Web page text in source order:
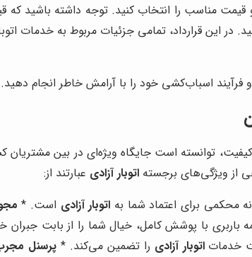
قیمت مناسب را انتخاب کنید. توجه داشته باشید
در این قرارداد، تمامی جزئیات مربوط به خدمات
فرآیند اسباب‌کشی خود را با آرامش خاطر انجام دهید.
کیفیت، توانسته است جایگاه ویژه‌ای در بین
از ویژگی‌های برجسته اتوبار آزادی عبارتند از:
محکمی برای اعتماد شما به اتوبار آزادی است. *
باربری با پوشش کامل، خیال شما را از بابت
خدماتاتوبار آزادی را تضمین می‌کند. * پرسنل